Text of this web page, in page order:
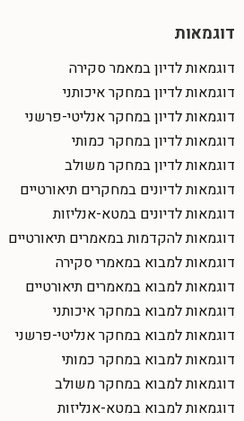
דוגמאות
דוגמאות לדיון במאמר סקירה
דוגמאות לדיון במחקר איכותני
דוגמאות לדיון במחקר אנליטי-פרשני
דוגמאות לדיון במחקר כמותי
דוגמאות לדיון במחקר משולב
דוגמאות לדיונים במחקרים תיאורטיים
דוגמאות לדיונים במטא-אנליזות
דוגמאות להקדמות במאמרים תיאורטיים
דוגמאות למבוא במאמרי סקירה
דוגמאות למבוא במאמרים תיאורטיים
דוגמאות למבוא במחקר איכותני
דוגמאות למבוא במחקר אנליטי-פרשני
דוגמאות למבוא במחקר כמותי
דוגמאות למבוא במחקר משולב
דוגמאות למבוא במטא-אנליזות